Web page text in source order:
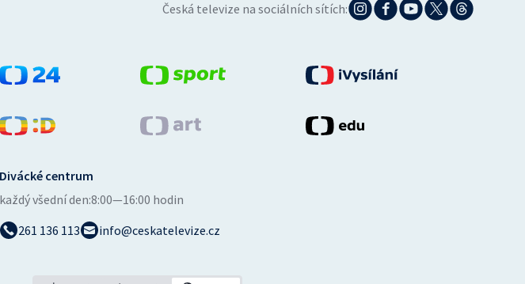
Česká televize na sociálních sítích:
Divácké centrum
každý všední den:8:00—16:00 hodin
261 136 113
info@ceskatelevize.cz